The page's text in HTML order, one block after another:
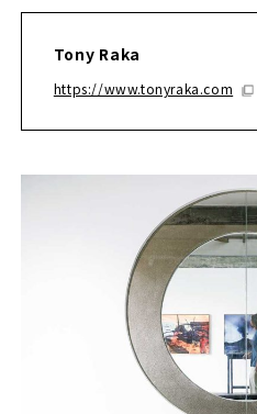
Tony Raka
https://www.tonyraka.com